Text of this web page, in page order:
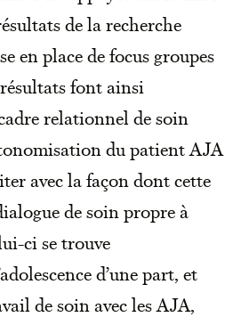
de la recherche
en place de focus groupes
font ainsi
relationnel de soin
du patient AJA
avec la façon dont cette
de soin propre à
ci se trouve
d’une part, et
de soin avec les AJA,